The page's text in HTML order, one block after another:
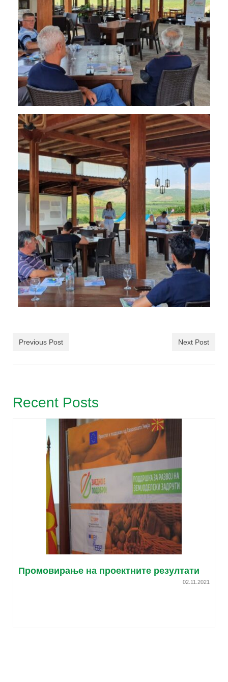
Previous Post Next Post
Recent Posts
Промовирање на проектните резултати
02.11.2021